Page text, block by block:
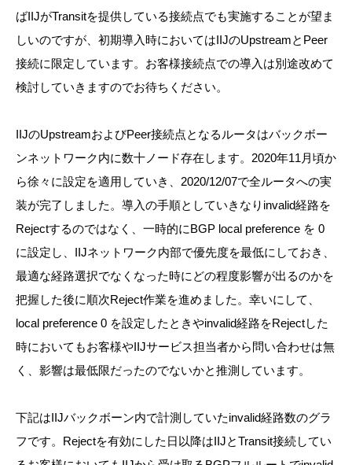
ばIIJがTransitを提供している接続点でも実施することが望ま
しいのですが、初期導入時においてはIIJのUpstreamとPeer
接続に限定しています。お客様接続点での導入は別途改めて
検討していきますのでお待ちください。
IIJのUpstreamおよびPeer接続点となるルータはバックボー
ンネットワーク内に数十ノード存在します。2020年11月頃か
ら徐々に設定を適用していき、2020/12/07で全ルータへの実
装が完了しました。導入の手順としていきなりinvalid経路を
Rejectするのではなく、一時的にBGP local preference を 0
に設定し、IIJネットワーク内部で優先度を最低にしておき、
最適な経路選択でなくなった時にどの程度影響が出るのかを
把握した後に順次Reject作業を進めました。幸いにして、
local preference 0 を設定したときやinvalid経路をRejectした
時においてもお客様やIIJサービス担当者から問い合わせは無
く、影響は最低限だったのでないかと推測しています。
下記はIIJバックボーン内で計測していたinvalid経路数のグラ
フです。Rejectを有効にした日以降はIIJとTransit接続してい